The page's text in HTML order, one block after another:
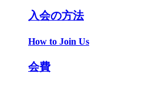
入会の方法
How to Join Us
会費